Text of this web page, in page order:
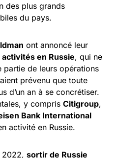
des plus grands
du pays.
ont annoncé leur
en Russie, qui ne
partie de leurs opérations
prévenu que toute
d’un an à se concrétiser.
y compris Citigroup,
Bank International
activité en Russie.
2022, sortir de Russie